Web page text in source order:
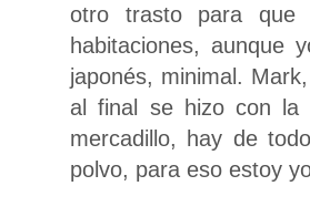
otro trasto para que
habitaciones, aunque
japonés, minimal.
al final se hizo con
mercadillo, hay de
polvo, para eso estoy